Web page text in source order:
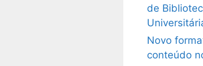
de
Novo
conteúdo